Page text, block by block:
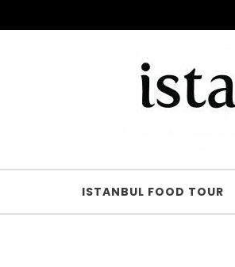
ISTANBUL FOOD TOUR